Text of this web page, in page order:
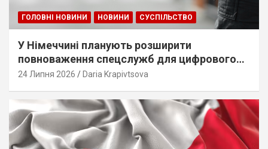
ГОЛОВНІ НОВИНИ НОВИНИ СУСПІЛЬСТВО
У Німеччині планують розширити
повноваження спецслужб для цифрового
стеження
24 Липня 2026 Daria Krapivtsova